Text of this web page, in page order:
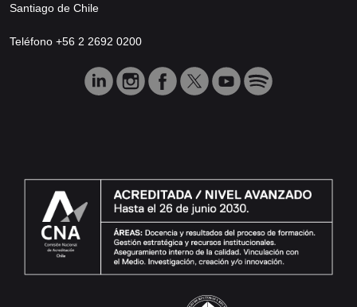
Santiago de Chile
Teléfono +56 2 2692 0200